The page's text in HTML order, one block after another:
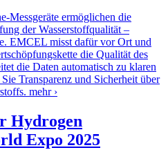
Messgeräte ermöglichen die
der Wasserstoffqualität –
EMCEL misst dafür vor Ort und
die Qualität des
die Daten automatisch zu klaren
Transparenz und Sicherheit über
mehr ›
Hydrogen
Expo 2025